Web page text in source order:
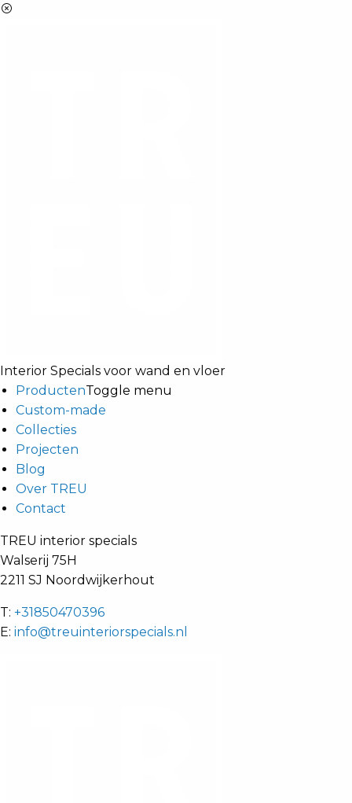
Interior Specials voor wand en vloer
ProductenToggle menu
Custom-made
Collecties
Projecten
Blog
Over TREU
Contact
TREU interior specials
Walserij 75H
2211 SJ Noordwijkerhout
T: +31850470396
E: info@treuinteriorspecials.nl